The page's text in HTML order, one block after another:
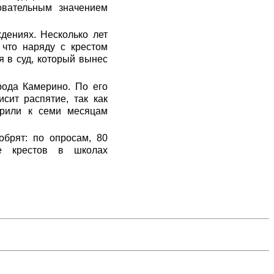
значением
Несколько лет
наряду с крестом
в суд, который вынес
Камерино. По его
распятие, так как
к семи месяцам
по опросам, 80
крестов в школах